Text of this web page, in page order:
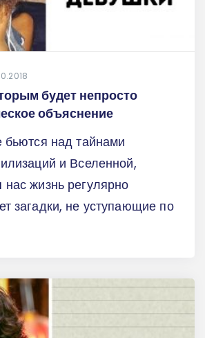
будет непросто
объяснение
бьются над тайнами
и Вселенной,
жизнь регулярно
загадки, не уступающие по